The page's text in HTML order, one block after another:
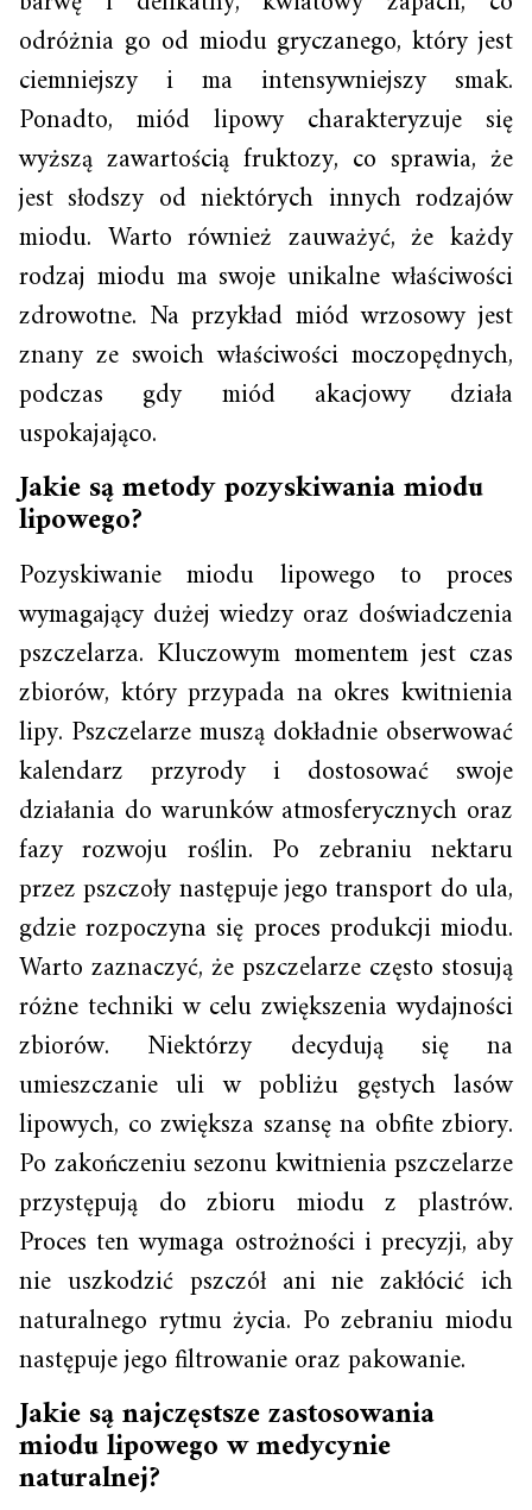
odróżnia go od miodu gryczanego, który jest
ciemniejszy i ma intensywniejszy smak.
Ponadto, miód lipowy charakteryzuje się
wyższą zawartością fruktozy, co sprawia, że
jest słodszy od niektórych innych rodzajów
miodu. Warto również zauważyć, że każdy
rodzaj miodu ma swoje unikalne właściwości
zdrowotne. Na przykład miód wrzosowy jest
znany ze swoich właściwości moczopędnych,
podczas gdy miód akacjowy działa
uspokajająco.
Jakie są metody pozyskiwania miodu
lipowego?
Pozyskiwanie miodu lipowego to proces
wymagający dużej wiedzy oraz doświadczenia
pszczelarza. Kluczowym momentem jest czas
zbiorów, który przypada na okres kwitnienia
lipy. Pszczelarze muszą dokładnie obserwować
kalendarz przyrody i dostosować swoje
działania do warunków atmosferycznych oraz
fazy rozwoju roślin. Po zebraniu nektaru
przez pszczoły następuje jego transport do ula,
gdzie rozpoczyna się proces produkcji miodu.
Warto zaznaczyć, że pszczelarze często stosują
różne techniki w celu zwiększenia wydajności
zbiorów. Niektórzy decydują się na
umieszczanie uli w pobliżu gęstych lasów
lipowych, co zwiększa szansę na obfite zbiory.
Po zakończeniu sezonu kwitnienia pszczelarze
przystępują do zbioru miodu z plastrów.
Proces ten wymaga ostrożności i precyzji, aby
nie uszkodzić pszczół ani nie zakłócić ich
naturalnego rytmu życia. Po zebraniu miodu
następuje jego filtrowanie oraz pakowanie.
Jakie są najczęstsze zastosowania
miodu lipowego w medycynie
naturalnej?